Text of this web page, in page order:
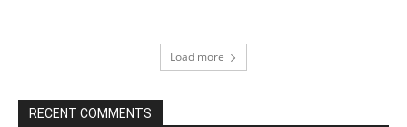
Load more
RECENT COMMENTS